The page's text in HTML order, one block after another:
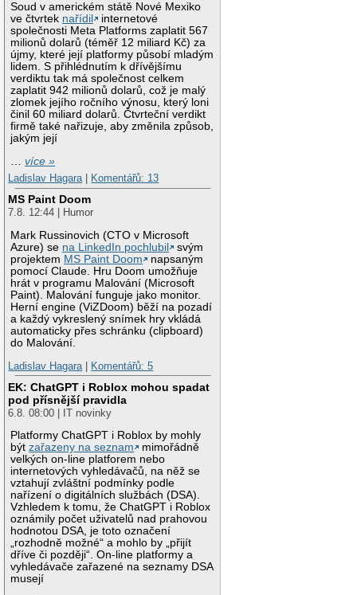
Soud v americkém státě Nové Mexiko
ve čtvrtek nařídil
internetové
společnosti Meta Platforms zaplatit 567
milionů dolarů (téměř 12 miliard Kč) za
újmy, které její platformy působí mladým
lidem. S přihlédnutím k dřívějšímu
verdiktu tak má společnost celkem
zaplatit 942 milionů dolarů, což je malý
zlomek jejího ročního výnosu, který loni
činil 60 miliard dolarů. Čtvrteční verdikt
firmě také nařizuje, aby změnila způsob,
jakým její
…více »
Ladislav Hagara| Komentářů: 13
MS Paint Doom
7.8. 12:44 | Humor
Mark Russinovich (CTO v Microsoft
Azure) se na LinkedIn pochlubil
svým
projektem MS Paint Doom
napsaným
pomocí Claude. Hru Doom umožňuje
hrát v programu Malování (Microsoft
Paint). Malování funguje jako monitor.
Herní engine (ViZDoom) běží na pozadí
a každý vykreslený snímek hry vkládá
automaticky přes schránku (clipboard)
do Malování.
Ladislav Hagara| Komentářů: 5
EK: ChatGPT i Roblox mohou spadat
pod přísnější pravidla
6.8. 08:00 | IT novinky
Platformy ChatGPT i Roblox by mohly
býtzařazeny na seznam
mimořádně
velkých on-line platforem nebo
internetových vyhledávačů, na něž se
vztahují zvláštní podmínky podle
nařízení o digitálních službách (DSA).
Vzhledem k tomu, že ChatGPT i Roblox
oznámily počet uživatelů nad prahovou
hodnotou DSA, je toto označení
„rozhodně možné“ a mohlo by „přijít
dříve či později“. On-line platformy a
vyhledávače zařazené na seznamy DSA
musejí